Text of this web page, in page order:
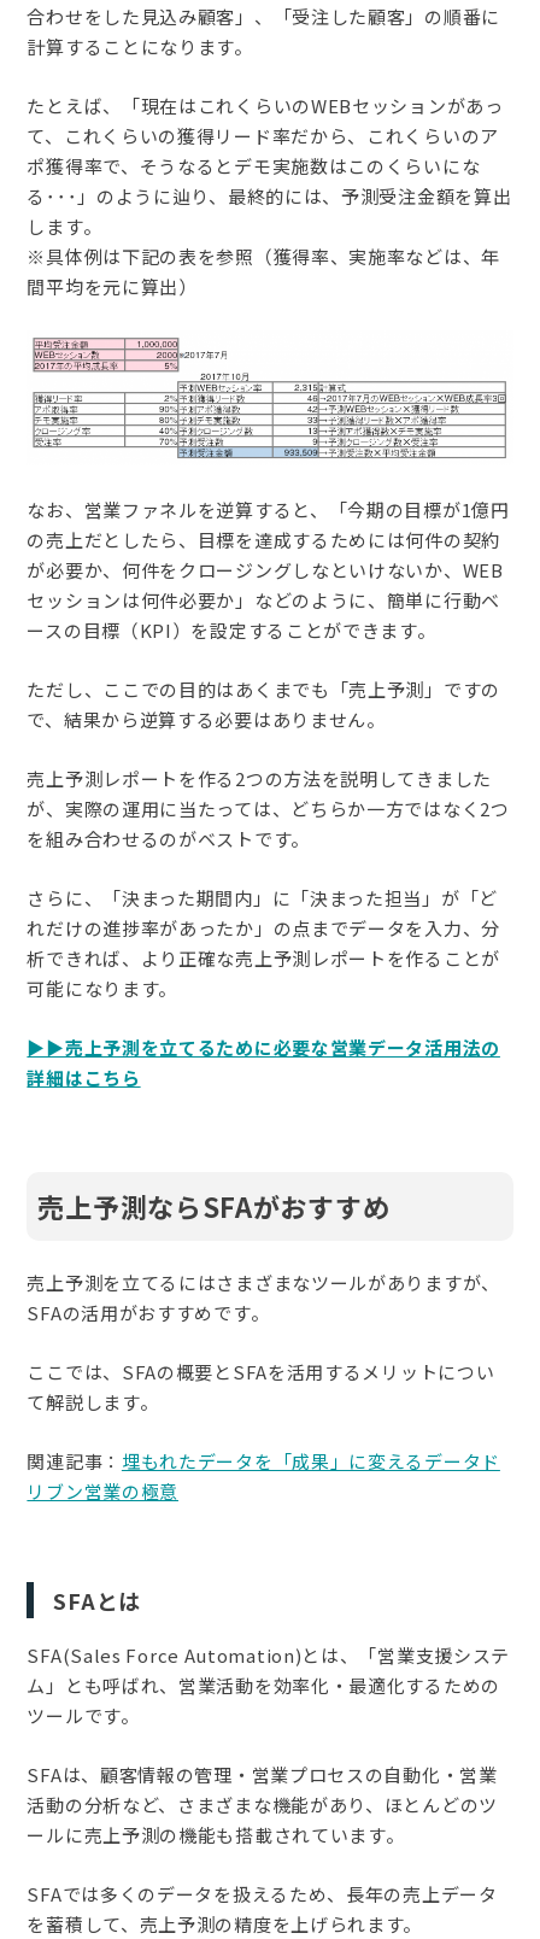
合わせをした見込み顧客」、「受注した顧客」の順番に
計算することになります。
たとえば、「現在はこれくらいのWEBセッションがあっ
て、これくらいの獲得リード率だから、これくらいのア
ポ獲得率で、そうなるとデモ実施数はこのくらいにな
る･･･」のように辿り、最終的には、予測受注金額を算出
します。
※具体例は下記の表を参照（獲得率、実施率などは、年
間平均を元に算出）
なお、営業ファネルを逆算すると、「今期の目標が1億円
の売上だとしたら、目標を達成するためには何件の契約
が必要か、何件をクロージングしなといけないか、WEB
セッションは何件必要か」などのように、簡単に行動ベ
ースの目標（KPI）を設定することができます。
ただし、ここでの目的はあくまでも「売上予測」ですの
で、結果から逆算する必要はありません。
売上予測レポートを作る2つの方法を説明してきました
が、実際の運用に当たっては、どちらか一方ではなく2つ
を組み合わせるのがベストです。
さらに、「決まった期間内」に「決まった担当」が「ど
れだけの進捗率があったか」の点までデータを入力、分
析できれば、より正確な売上予測レポートを作ることが
可能になります。
▶️▶️売上予測を立てるために必要な営業データ活用法の
詳細はこちら
売上予測ならSFAがおすすめ
売上予測を立てるにはさまざまなツールがありますが、
SFAの活用がおすすめです。
ここでは、SFAの概要とSFAを活用するメリットについ
て解説します。
関連記事： 埋もれたデータを「成果」に変えるデータド
リブン営業の極意
SFAとは
SFA(Sales Force Automation)とは、「営業支援システ
ム」とも呼ばれ、営業活動を効率化・最適化するための
ツールです。
SFAは、顧客情報の管理・営業プロセスの自動化・営業
活動の分析など、さまざまな機能があり、ほとんどのツ
ールに売上予測の機能も搭載されています。
SFAでは多くのデータを扱えるため、長年の売上データ
を蓄積して、売上予測の精度を上げられます。